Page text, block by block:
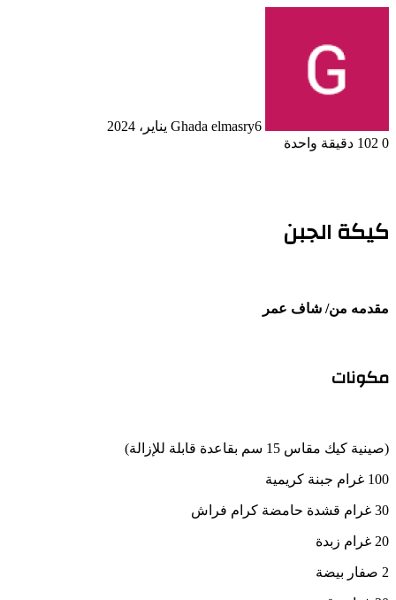
Ghada elmasry6 يناير، 2024
0
دقيقة واحدة
كيكة الجبن
مقدمه من/ شاف عمر
مكونات
(صينية كيك مقاس 15 سم بقاعدة قابلة للإزالة)
100 غرام جبنة كريمية
30 غرام قشدة حامضة كرام فراش
20 غرام زبدة
2 صفار بيضة